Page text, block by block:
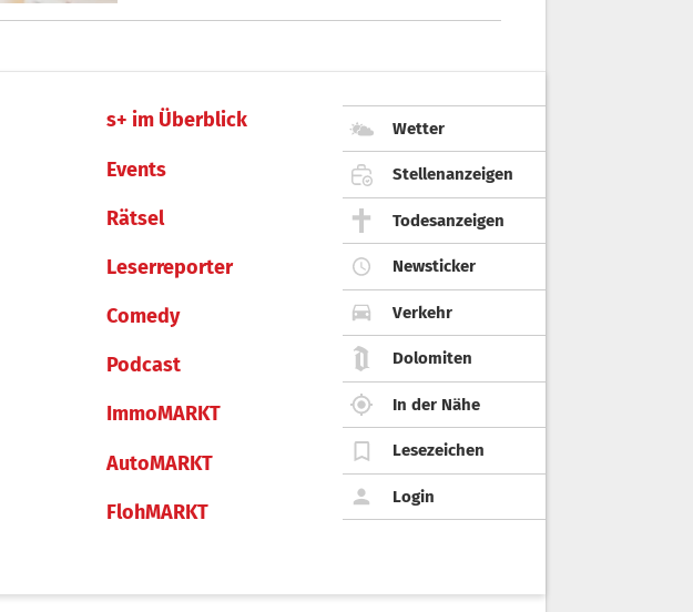
folgen - im Rahmen besserer
alle den Wert ehrenamtlicher Arbeit noch
s+ im Überblick
Events
Rätsel
Leserreporter
Comedy
Podcast
ImmoMARKT
AutoMARKT
FlohMARKT
Wetter
Stellenanzeigen
Todesanzeigen
Newsticker
Verkehr
Dolomiten
In der Nähe
Lesezeichen
Login